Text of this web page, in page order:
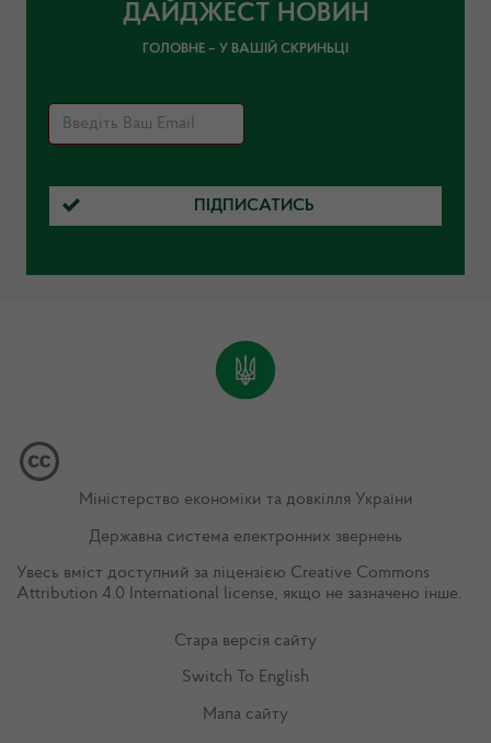
ДАЙДЖЕСТ НОВИН
ГОЛОВНЕ – У ВАШІЙ СКРИНЬЦІ
ПІДПИСАТИСЬ
Міністерство економіки та довкілля України
Державна система електронних звернень
Увесь вміст доступний за ліцензією Creative Commons
Attribution 4.0 International license, якщо не зазначено інше.
Стара версія сайту
Switch To English
Мапа сайту